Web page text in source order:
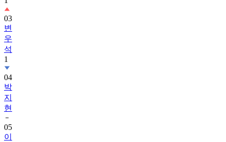
03
변
우
석
1
04
박
지
현
05
이